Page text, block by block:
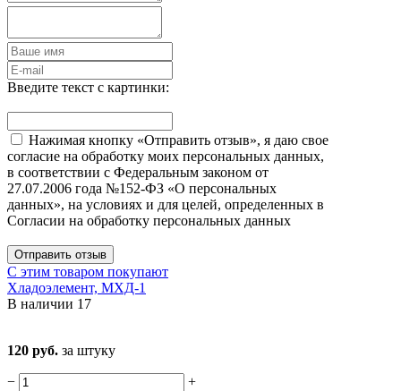
Введите текст с картинки:
Нажимая кнопку «Отправить отзыв», я даю свое
согласие на обработку моих персональных данных,
в соответствии с Федеральным законом от
27.07.2006 года №152-ФЗ «О персональных
данных», на условиях и для целей, определенных в
Согласии на обработку персональных данных
Отправить отзыв
С этим товаром покупают
Хладоэлемент, МХД-1
В наличии 17
120 руб. за штуку
−
+